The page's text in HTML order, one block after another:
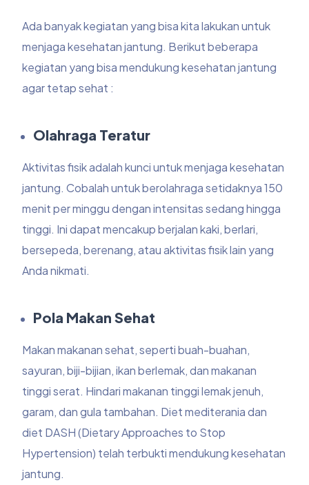
Ada banyak kegiatan yang bisa kita lakukan untuk
menjaga kesehatan jantung. Berikut beberapa
kegiatan yang bisa mendukung kesehatan jantung
agar tetap sehat :
Olahraga Teratur
Aktivitas fisik adalah kunci untuk menjaga kesehatan
jantung. Cobalah untuk berolahraga setidaknya 150
menit per minggu dengan intensitas sedang hingga
tinggi. Ini dapat mencakup berjalan kaki, berlari,
bersepeda, berenang, atau aktivitas fisik lain yang
Anda nikmati.
Pola Makan Sehat
Makan makanan sehat, seperti buah-buahan,
sayuran, biji-bijian, ikan berlemak, dan makanan
tinggi serat. Hindari makanan tinggi lemak jenuh,
garam, dan gula tambahan. Diet mediterania dan
diet DASH (Dietary Approaches to Stop
Hypertension) telah terbukti mendukung kesehatan
jantung.